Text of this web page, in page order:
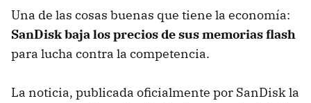
Una de las cosas buenas que tiene la economía:
SanDisk baja los precios de sus memorias flash
para lucha contra la competencia.
La noticia, publicada oficialmente por SanDisk la